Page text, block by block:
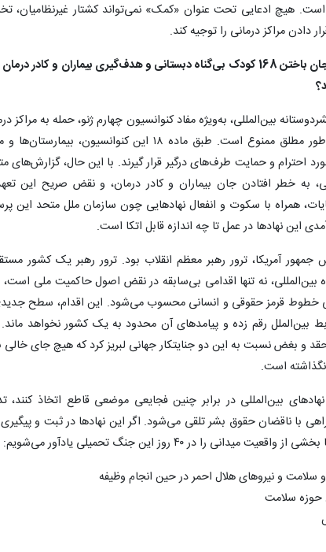
است. هیچ ادعایی تحت عنوان «کمک» نمی‌تواند کشتار غیرنظامیان،
مراکز درمانی را توجیه کند.
کدام منطق انسانی یا حقوقی، جان باختن 168 کودک بی‌گناه دبستانی و هدف‌گیری بیماران و کادر
بین‌المللی، به‌ویژه مفاد کنوانسیون چهارم ژنو، حمله به مراکز
و بیمارستان‌های غیرنظامی به‌طور مطلق ممنوع است. طبق ماده ۱۸ این کنوانسیون،
احترام و حمایت طرف‌های درگیر قرار گیرند. با این حال، گزارش‌های
به خطر افتادن جان بیماران و کادر درمان، و نقض صریح این
همراه با سکوت و انفعال نهادهایی چون سازمان ملل متحد این
این نهادها در عمل تا چه اندازه قابل اتکا است.
جمهور آمریکا، ترور رهبر معظم انقلاب بود. ترور رهبر یک کشور
بین‌المللی، نه تنها اقدامی بی‌سابقه در نقض اصول حاکمیت ملی است،
خطوط قرمز حقوقی و انسانی محسوب می‌شود. این اقدام، سطح
بین‌الملل رقم زده و پیامدهای آن محدود به یک کشور نخواهد
حقد و بغض نسبت به این دو جنایتکار جهانی لبریز کرد که هیچ جای خالی
است.
بین‌المللی در برابر چنین فجایعی موضعی قاطع اتخاذ کنند،
با ناقضان حقوق بشر تلقی می‌شود. اگر این نهادها در ثبت و
را در ۴۰ روز این جنگ تحمیلی یادآور می‌شویم: